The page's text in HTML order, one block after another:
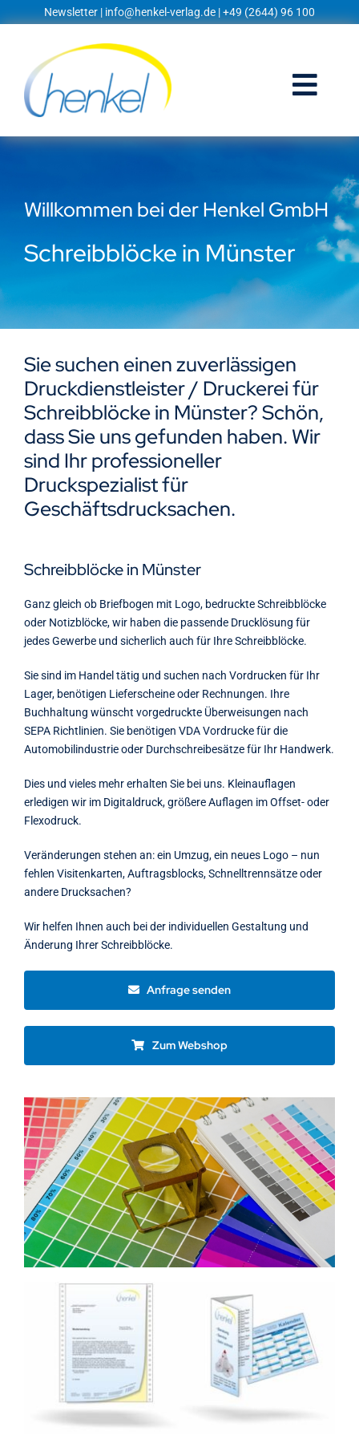
Inhalt
Newsletter | info@henkel-verlag.de | +49 (2644) 96 100
Startseite
Techniklexikon
Kontakt
Willkommen bei der Henkel GmbH
Schreibblöcke in Münster
Sie suchen einen zuverlässigen
Druckdienstleister / Druckerei für
Schreibblöcke in Münster? Schön,
dass Sie uns gefunden haben. Wir
sind Ihr professioneller
Druckspezialist für
Geschäftsdrucksachen.
Schreibblöcke in Münster
Ganz gleich ob Briefbogen mit Logo, bedruckte Schreibblöcke
oder Notizblöcke, wir haben die passende Drucklösung für
jedes Gewerbe und sicherlich auch für Ihre Schreibblöcke.
Sie sind im Handel tätig und suchen nach Vordrucken für Ihr
Lager, benötigen Lieferscheine oder Rechnungen. Ihre
Buchhaltung wünscht vorgedruckte Überweisungen nach
SEPA Richtlinien. Sie benötigen VDA Vordrucke für die
Automobilindustrie oder Durchschreibesätze für Ihr Handwerk.
Dies und vieles mehr erhalten Sie bei uns. Kleinauflagen
erledigen wir im Digitaldruck, größere Auflagen im Offset- oder
Flexodruck.
Veränderungen stehen an: ein Umzug, ein neues Logo – nun
fehlen Visitenkarten, Auftragsblocks, Schnelltrennsätze oder
andere Drucksachen?
Wir helfen Ihnen auch bei der individuellen Gestaltung und
Änderung Ihrer Schreibblöcke.
Anfrage senden
Zum Webshop